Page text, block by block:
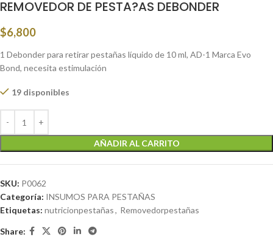
REMOVEDOR DE PESTA?AS DEBONDER
$6,800
1 Debonder para retirar pestañas líquido de 10 ml, AD-1 Marca Evo
Bond, necesita estimulación
19 disponibles
AÑADIR AL CARRITO
SKU: P0062
Categoría: INSUMOS PARA PESTAÑAS
Etiquetas: nutricionpestañas, Removedorpestañas
Share: